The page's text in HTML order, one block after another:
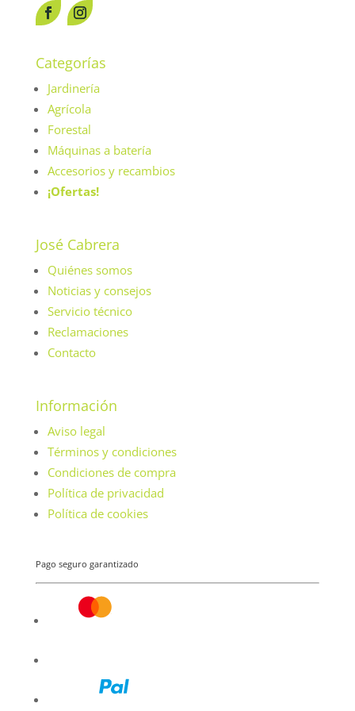
Categorías
Jardinería
Agrícola
Forestal
Máquinas a batería
Accesorios y recambios
¡Ofertas!
José Cabrera
Quiénes somos
Noticias y consejos
Servicio técnico
Reclamaciones
Contacto
Información
Aviso legal
Términos y condiciones
Condiciones de compra
Política de privacidad
Política de cookies
Pago seguro garantizado